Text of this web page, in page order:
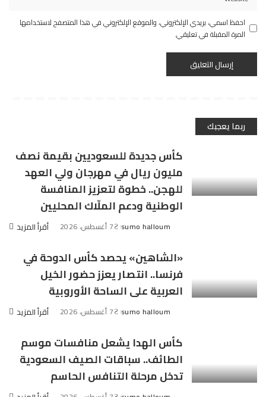
احفظ اسمي، بريدي الإلكتروني، والموقع الإلكتروني في هذا المتصفح لاستخدامها
المرة المقبلة في تعليقي.
ربما يعجبك
كأس جديدة للسعوديين بقيمة نصف
مليون ريال في مهرجان ولي العهد
للهجن.. خطوة لتعزيز المنافسة
الوطنية ودعم الملّاك المحليين
Posted
sumo halloum 7 أغسطس، 2026 أقرأ المزيد
«الشاهين» يحصد كأس الدوحة في
فرنسا.. انتصار يعزز حضور الخيل
العربية على الساحة الأوروبية
Posted
sumo halloum 7 أغسطس، 2026 أقرأ المزيد
كأس الهدا يشعل منافسات موسم
الطائف.. سباقات الصيف السعودية
تدخل مرحلة التنافس الحاسم